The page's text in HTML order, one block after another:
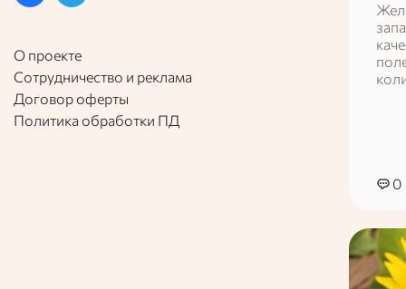
О проекте
Сотрудничество и реклама
Договор оферты
Политика обработки ПД
0